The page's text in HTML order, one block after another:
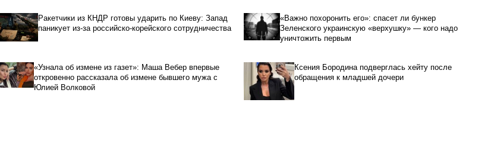
Ракетчики из КНДР готовы ударить по Киеву: Запад
паникует из-за российско-корейского сотрудничества
«Важно похоронить его»: спасет ли бункер
Зеленского украинскую «верхушку» — кого надо
уничтожить первым
«Узнала об измене из газет»: Маша Вебер впервые
откровенно рассказала об измене бывшего мужа с
Юлией Волковой
Ксения Бородина подверглась хейту после
обращения к младшей дочери